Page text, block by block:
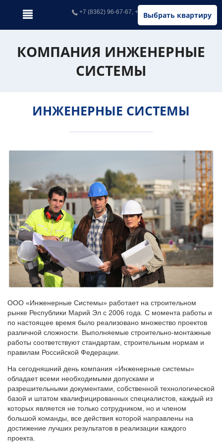
Выбрать квартиру
+7 (8362) 96-67-67, +7 (902) 326-67-67
КОМПАНИЯ ИНЖЕНЕРНЫЕ
СИСТЕМЫ
ИНЖЕНЕРНЫЕ СИСТЕМЫ
ООО «Инженерные Системы» работает на строительном
рынке Республики Марий Эл с 2006 года. С момента работы и
по настоящее время было реализовано множество проектов
различной сложности. Выполняемые строительно-монтажные
работы соответствуют стандартам, строительным нормам и
правилам Российской Федерации.
На сегодняшний день компания «Инженерные системы»
обладает всеми необходимыми допусками и
разрешительными документами, собственной технологической
базой и штатом квалифицированных специалистов, каждый из
которых является не только сотрудником, но и членом
большой команды, все действия которой направлены на
достижение лучших результатов в реализации каждого
проекта.